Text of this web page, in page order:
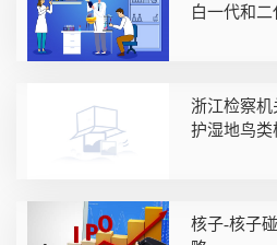
白一代和二
浙江检察
护湿地鸟类
核子-核子